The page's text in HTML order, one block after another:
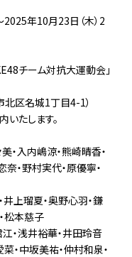
年10月23日（木）2
チーム対抗大運動会」
北区名城1丁目4-1）
たします。
・入内嶋涼・熊崎晴香・
・野村実代・原優寧・
井上瑠夏・奥野心羽・鎌
松本慈子
・浅井裕華・井田玲音
・中坂美祐・仲村和泉・